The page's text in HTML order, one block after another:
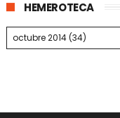
HEMEROTECA